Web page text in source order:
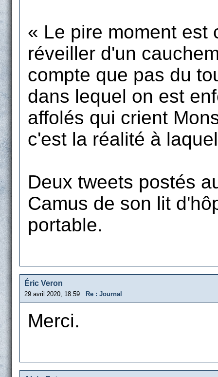
« Le pire moment est
réveiller d'un
compte que pas du
dans lequel on est
affolés qui crient
c'est la réalité à
Deux tweets postés
Camus de son lit
portable.
Éric Veron
29 avril 2020, 18:59 Re : Journal
Merci.